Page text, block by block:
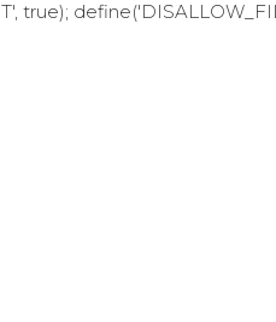
true);